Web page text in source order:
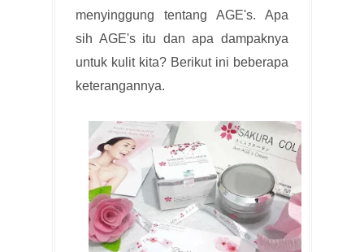
menyinggung tentang AGE's. Apa
sih AGE's itu dan apa dampaknya
untuk kulit kita? Berikut ini beberapa
keterangannya.